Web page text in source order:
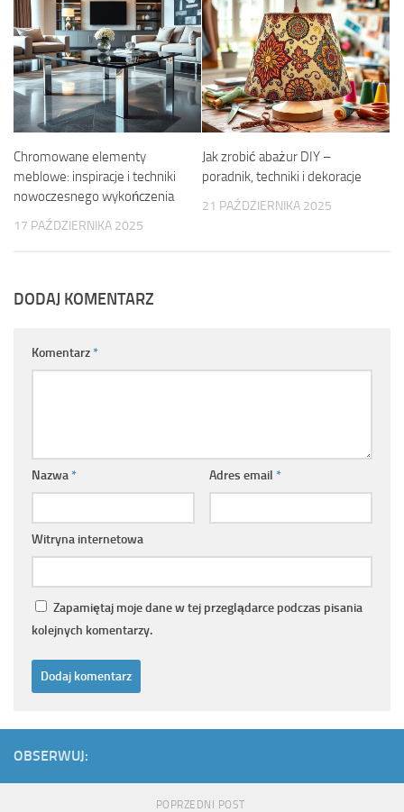
Chromowane elementy
meblowe: inspiracje i techniki
nowoczesnego wykończenia
17 PAŹDZIERNIKA 2025
Jak zrobić abażur DIY –
poradnik, techniki i dekoracje
21 PAŹDZIERNIKA 2025
DODAJ KOMENTARZ
Komentarz*
Nazwa* Adres email *
Witryna internetowa
Zapamiętaj moje dane w tej przeglądarce podczas pisania
kolejnych komentarzy.
OBSERWUJ:
POPRZEDNI POST